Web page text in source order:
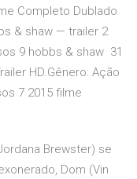
Completo Dublado
& shaw — trailer 2
9 hobbs & shaw 31
HD.Gênero: Ação
7 2015 filme
Brewster) se
Dom (Vin